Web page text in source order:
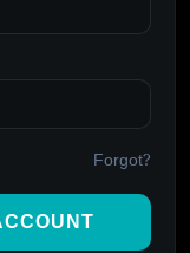
Forgot?